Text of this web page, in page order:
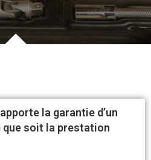
la garantie d’un
soit la prestation